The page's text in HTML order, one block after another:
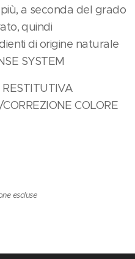
a seconda del grado
quindi
di origine naturale
SYSTEM
COLORE
escluse